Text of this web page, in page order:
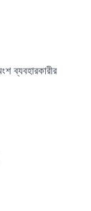
ব্যবহারকারীর